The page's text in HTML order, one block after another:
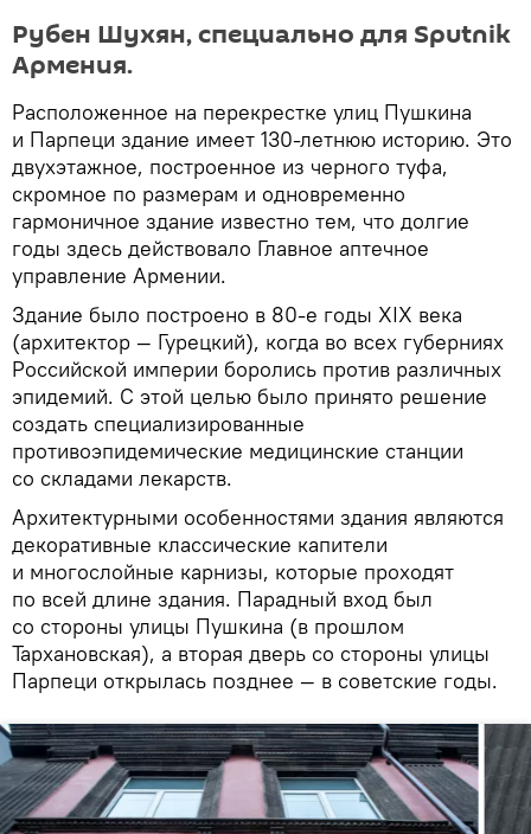
Рубен Шухян, специально для Sputnik
Армения.
Расположенное на перекрестке улиц Пушкина
и Парпеци здание имеет 130-летнюю историю. Это
двухэтажное, построенное из черного туфа,
скромное по размерам и одновременно
гармоничное здание известно тем, что долгие
годы здесь действовало Главное аптечное
управление Армении.
Здание было построено в 80-е годы XIX века
(архитектор — Гурецкий), когда во всех губерниях
Российской империи боролись против различных
эпидемий. С этой целью было принято решение
создать специализированные
противоэпидемические медицинские станции
со складами лекарств.
Архитектурными особенностями здания являются
декоративные классические капители
и многослойные карнизы, которые проходят
по всей длине здания. Парадный вход был
со стороны улицы Пушкина (в прошлом
Тархановская), а вторая дверь со стороны улицы
Парпеци открылась позднее — в советские годы.